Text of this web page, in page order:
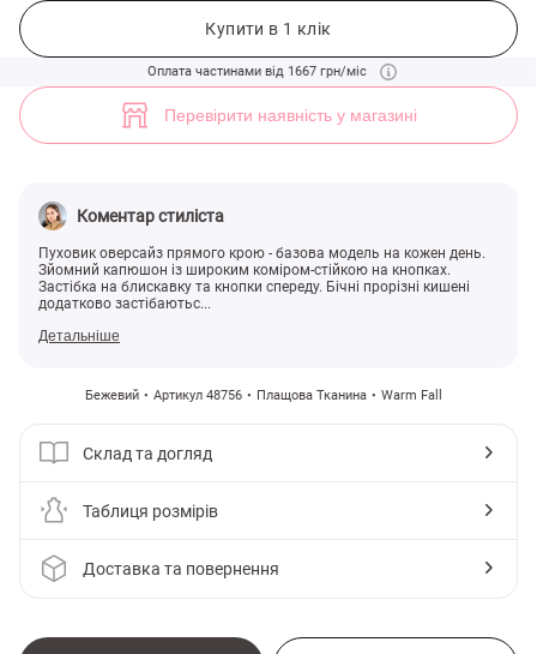
Купити в 1 клік
Оплата частинами від 1667 грн/міс
Перевірити наявність у магазині
Коментар стиліста
Пуховик оверсайз прямого крою - базова модель на кожен день.
Зйомний капюшон із широким коміром-стійкою на кнопках.
Застібка на блискавку та кнопки спереду. Бічні прорізні кишені
додатково застібаютьс...
Детальніше
Бежевий Артикул 48756 Плащова Тканина Warm Fall
Склад та догляд
Таблиця розмірів
Доставка та повернення
Бежевий теплий пуховик з капюшоном (арт. 48756) ♡ інтернет-